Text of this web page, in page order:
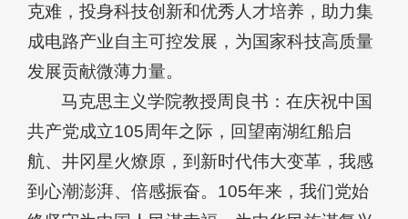
克难，投身科技创新和优秀人才培养，助力集
成电路产业自主可控发展，为国家科技高质量
发展贡献微薄力量。
马克思主义学院教授周良书：在庆祝中国
共产党成立105周年之际，回望南湖红船启
航、井冈星火燎原，到新时代伟大变革，我感
到心潮澎湃、倍感振奋。105年来，我们党始